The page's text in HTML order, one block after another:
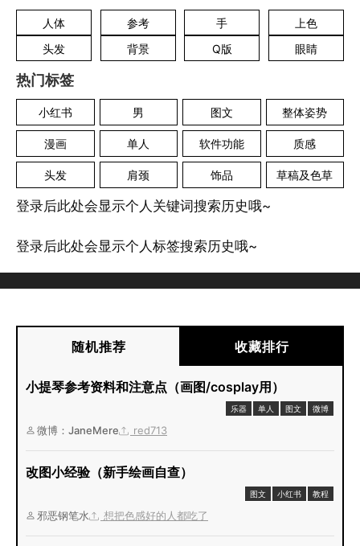
人体 参考 手
上色
头发
背景 Q版 眼睛
热门标签
小红书 男 图文 整体姿势
漫画 单人 软件功能 质感
头发 肩颈 饰品 草稿及色草
登录后此处会显示个人关键词搜索历史哦~
登录后此处会显示个人标签搜索历史哦~
随机推荐 收藏排行
小提琴参考资料和注意点（画图/cosplay用）
乐器 单人 图文 微博
微博：JaneMere red713
改图小经验（新手绘画自查）
图文 小红书 教程
邪恶钢笔水 想把色感好的人都吃了